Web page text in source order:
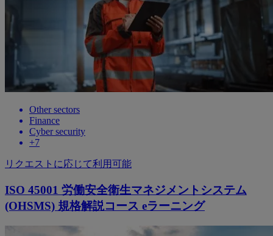
Other sectors
Finance
Cyber security
+7
リクエストに応じて利用可能
ISO 45001 労働安全衛生マネジメントシステム
(OHSMS) 規格解説コース eラーニング